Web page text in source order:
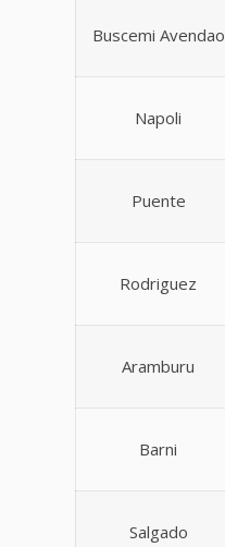
Buscemi Avendao
Napoli
Puente
Rodriguez
Aramburu
Barni
Salgado